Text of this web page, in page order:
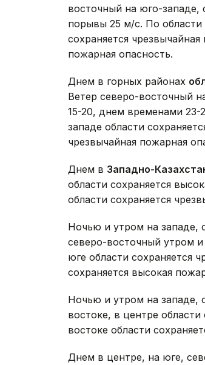
восточный на юго-западе,
порывы 25 м/с. По области
сохраняется
пожарная опасность.
Днем в горных районах
Ветер северо-восточный
15-20, днем временами
западе области
чрезвычайная пожарная
Днем в Западно-
области сохраняется
области сохраняется
Ночью и утром на западе,
северо-восточный утром
юге области сохраняется
сохраняется высокая
Ночью и утром на западе,
востоке, в центре
востоке области
Днем в центре, на юге,